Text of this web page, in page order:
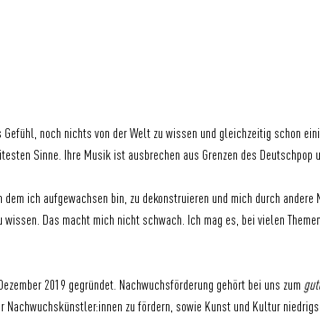
noch nichts von der Welt zu wissen und gleichzeitig schon
Sinne. Ihre Musik ist ausbrechen aus Grenzen des Deutschpop
ich aufgewachsen bin, zu dekonstruieren und mich durch andere
Das macht mich nicht schwach. Ich mag es, bei vielen
2019 gegründet. Nachwuchsförderung gehört bei uns zum
Nachwuchskünstler:innen zu fördern, sowie Kunst und Kultur